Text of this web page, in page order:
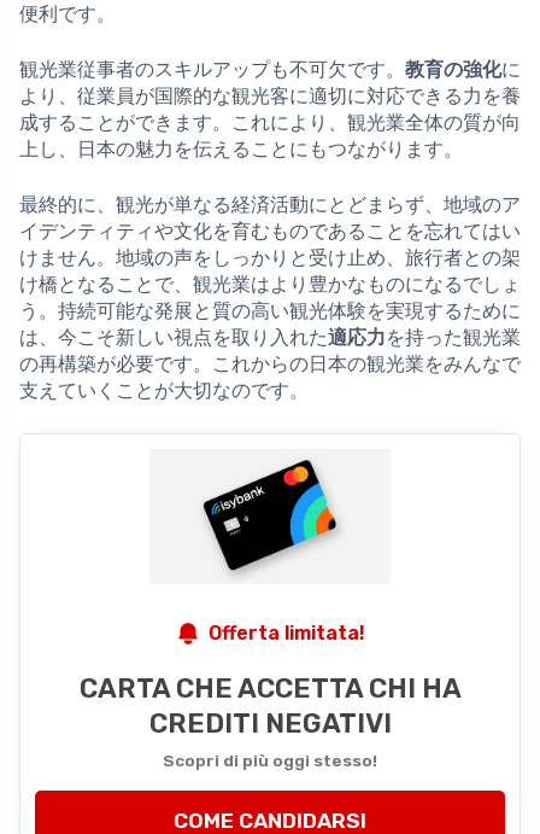
便利です。
観光業従事者のスキルアップも不可欠です。 教育の強化に
より、従業員が国際的な観光客に適切に対応できる力を養
成することができます。これにより、観光業全体の質が向
上し、日本の魅力を伝えることにもつながります。
最終的に、観光が単なる経済活動にとどまらず、地域のア
イデンティティや文化を育むものであることを忘れてはい
けません。地域の声をしっかりと受け止め、旅行者との架
け橋となることで、観光業はより豊かなものになるでしょ
う。持続可能な発展と質の高い観光体験を実現するために
は、今こそ新しい視点を取り入れた適応力を持った観光業
の再構築が必要です。これからの日本の観光業をみんなで
支えていくことが大切なのです。
Offerta limitata!
CARTA CHE ACCETTA CHI HA
CREDITI NEGATIVI
Scopri di più oggi stesso!
COME CANDIDARSI